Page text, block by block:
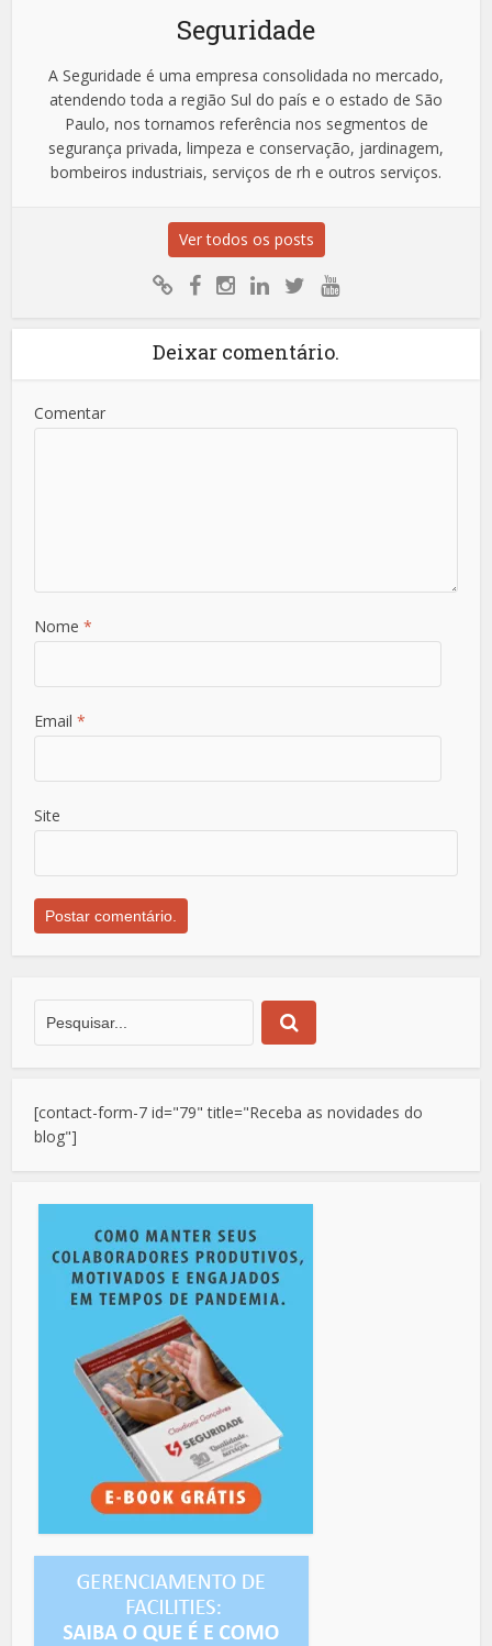
Seguridade
A Seguridade é uma empresa consolidada no mercado,
atendendo toda a região Sul do país e o estado de São
Paulo, nos tornamos referência nos segmentos de
segurança privada, limpeza e conservação, jardinagem,
bombeiros industriais, serviços de rh e outros serviços.
Ver todos os posts
Deixar comentário.
Comentar
Nome *
Email *
Site
[contact-form-7 id="79" title="Receba as novidades do
blog"]